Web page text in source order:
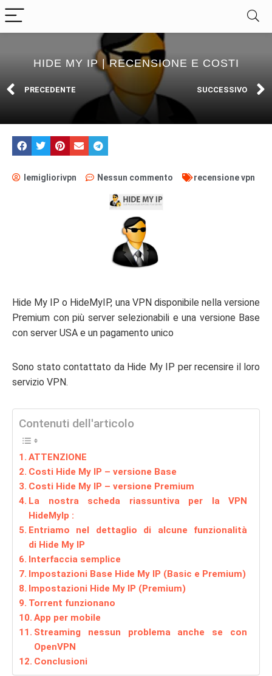
HIDE MY IP | RECENSIONE E COSTI
PRECEDENTE SUCCESSIVO
lemigliorivpn Nessun commento recensione vpn
Hide My IP o HideMyIP, una VPN disponibile nella versione
Premium con più server selezionabili e una versione Base
con server USA e un pagamento unico
Sono stato contattato da Hide My IP per recensire il loro
servizio VPN.
Contenuti dell'articolo
ATTENZIONE
Costi Hide My IP – versione Base
Costi Hide My IP – versione Premium
La nostra scheda riassuntiva per la VPN
HideMyIp :
Entriamo nel dettaglio di alcune funzionalità
di Hide My IP
Interfaccia semplice
Impostazioni Base Hide My IP (Basic e Premium)
Impostazioni Hide My IP (Premium)
Torrent funzionano
App per mobile
Streaming nessun problema anche se con
OpenVPN
Conclusioni